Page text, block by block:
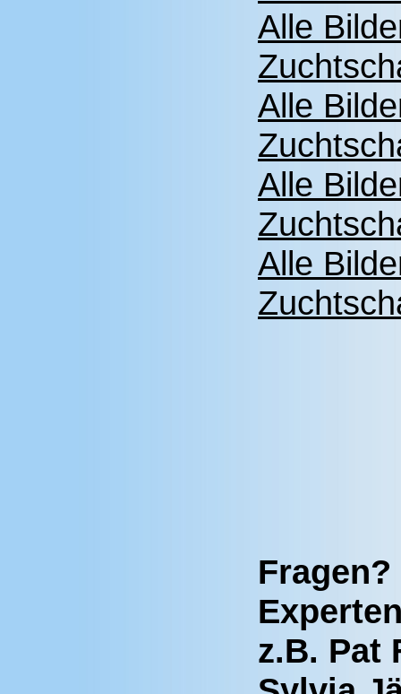
Alle
Alle
Alle
Alle
z.B. Pat